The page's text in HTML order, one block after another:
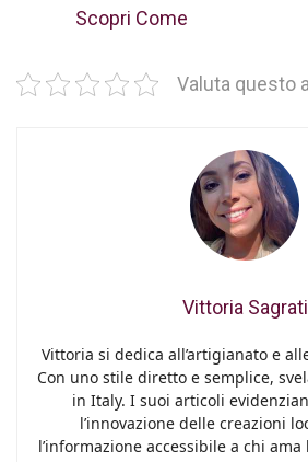
Scopri Come
Valuta questo
Vittoria Sagrati
Vittoria si dedica all’artigianato e
Con uno stile diretto e semplice,
in Italy. I suoi articoli
l’innovazione delle creazioni
l’informazione accessibile a chi